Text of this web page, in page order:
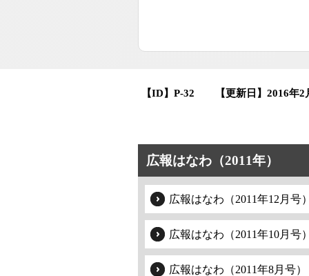
【ID】 P-32 【更新日】 2016年2
広報はなわ（2011年）
広報はなわ（2011年12月号
広報はなわ（2011年10月号
広報はなわ（2011年8月号）